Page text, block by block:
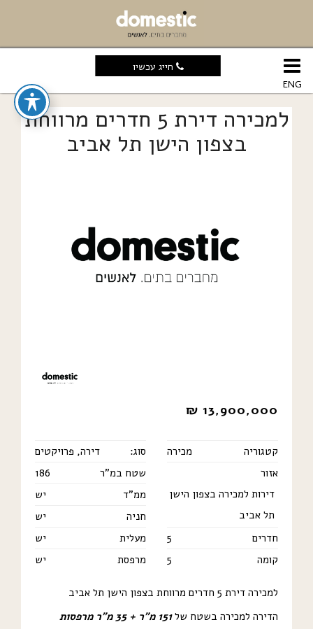
ENG
למכירה דירת 5 חדרים מרווחת
בצפון הישן תל אביב
13,900,000
₪
קטגוריה מכירה סוג: דירה, פרויקטים
אזור
דירות למכירה בצפון הישן
תל אביב
שטח במ"ר
186
ממ"ד
יש
חניה
יש
חדרים
5 מעלית
יש
קומה
5 מרפסת יש
למכירה דירת 5 חדרים מרווחת בצפון הישן תל אביב
הדירה למכירה בשטח של151 מ”ר + 35 מ”ר מרפסות